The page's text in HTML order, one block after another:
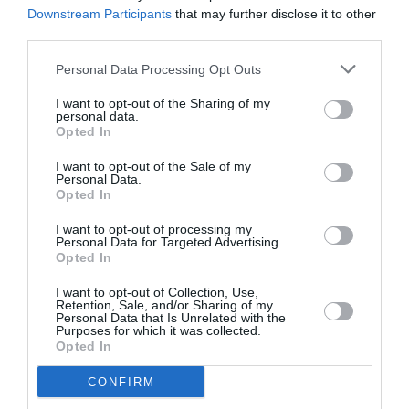
Downstream Participants that may further disclose it to other
Personal Data Processing Opt Outs
I want to opt-out of the Sharing of my
personal data.
Opted In
I want to opt-out of the Sale of my
Personal Data.
Opted In
I want to opt-out of processing my
Personal Data for Targeted Advertising.
Opted In
I want to opt-out of Collection, Use,
Retention, Sale, and/or Sharing of my
Personal Data that Is Unrelated with the
Purposes for which it was collected.
Opted In
CONFIRM
Δείτε όλα τατελευταία νέαγια την Τέχνη και τον
Νέοι Διαγωνισμοί❯
Tags
ΒΙΟΓΡΑΦΙΕΣ ΕΚΔΟΣΕΙΣ ΑΓΡΑ
ΕΛΛΗΝΕΣ ΣΥΓΓΡΑΦΕΙΣ
ΕΝΤΕΧΝΟ - ΛΑΪΚΟ - ΠΑΡΑΔΟΣΙΑΚΗ
ΠΕΖΟΓΡΑΦΙΑ
Κάθε βδομάδα στο e-mail σας τα τελευταία νέα για
την Τέχνη και τον Πολιτισμό!